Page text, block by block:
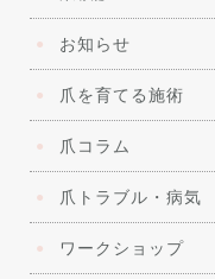
お知らせ
爪を育てる施術
爪コラム
爪トラブル・病気
ワークショップ